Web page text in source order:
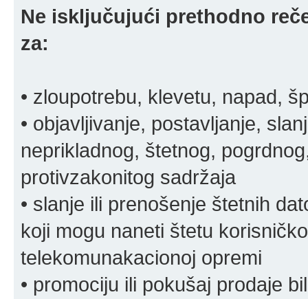
Ne isključujući prethodno
za:
• zloupotrebu, klevetu, napad,
• objavljivanje, postavljanje,
neprikladnog, štetnog,
protivzakonitog sadržaja
• slanje ili prenošenje štetnih
koji mogu naneti štetu
telekomunakacionoj opremi
• promociju ili pokušaj prodaje